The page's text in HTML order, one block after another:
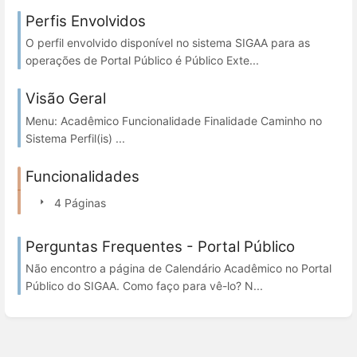
Perfis Envolvidos
O perfil envolvido disponível no sistema SIGAA para as
operações de Portal Público é Público Exte...
Visão Geral
Menu: Acadêmico Funcionalidade Finalidade Caminho no
Sistema Perfil(is) ...
Funcionalidades
4 Páginas
Perguntas Frequentes - Portal Público
Não encontro a página de Calendário Acadêmico no Portal
Público do SIGAA. Como faço para vê-lo? N...